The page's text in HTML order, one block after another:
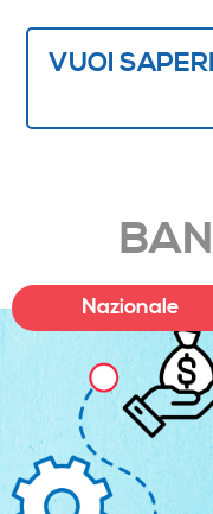
VUOI
Nazionale